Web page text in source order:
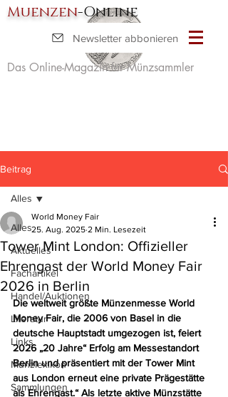
Muenzen-Online
Das Online-Magazin für Münzsammler
Newsletter abbonieren
Beitrag
Alles
Aktuelles
Fachartikel
Handel/Auktionen
Literatur
Links
Münzlexikon
Sammlungen
Alles
Tower Mint London: Offizieller
Ehrengast der World Money Fair
2026 in Berlin
World Money Fair
25. Aug. 2025 2 Min. Lesezeit
Die weltweit größte Münzenmesse World
Money Fair, die 2006 von Basel in die
deutsche Hauptstadt umgezogen ist, feiert
2026 „20 Jahre“ Erfolg am Messestandort
Berlin und präsentiert mit der Tower Mint
aus London erneut eine private Prägestätte
als Ehrengast.“ Als letzte aktive Münzstätte